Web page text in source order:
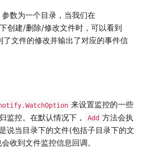
参数为一个目录，当我们在
创建/删除/修改文件时，可以看到
了文件的修改并输出了对应的事件信
来设置监控的一些
监控。在默认情况下，
Add 方法会执
说当目录下的文件(包括子目录下的文
收到文件监控信息回调。